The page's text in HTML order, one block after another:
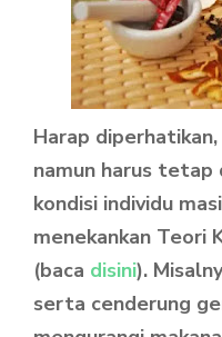
Harap
namun harus tetap
kondisi individu
menekankan Teori
(baca disini).
serta cenderung